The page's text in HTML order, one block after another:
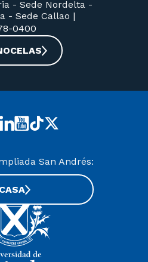
- Sede Nordelta -
- Sede Callao |
0400
San Andrés:
CASA